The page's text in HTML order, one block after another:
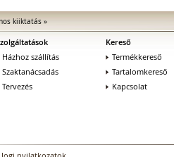
kiiktatás»
Házhoz szállítás
Szaktanácsadás
Tervezés
Kereső
Termékkereső
Tartalomkereső
Kapcsolat
Jogi nyilatkozatok